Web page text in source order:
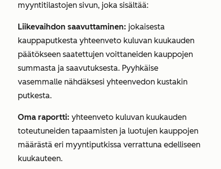
myyntitilastojen sivun, joka sisältää:
Liikevaihdon saavuttaminen: jokaisesta
kauppaputkesta yhteenveto kuluvan kuukauden
päätökseen saatettujen voittaneiden kauppojen
summasta ja saavutuksesta. Pyyhkäise
vasemmalle nähdäksesi yhteenvedon kustakin
putkesta.
Oma raportti: yhteenveto kuluvan kuukauden
toteutuneiden tapaamisten ja luotujen kauppojen
määrästä eri myyntiputkissa verrattuna edelliseen
kuukauteen.